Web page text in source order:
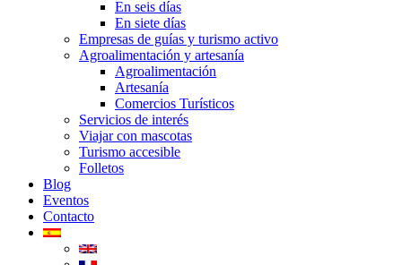
En seis días
En siete días
Empresas de guías y turismo activo
Agroalimentación y artesanía
Agroalimentación
Artesanía
Comercios Turísticos
Servicios de interés
Viajar con mascotas
Turismo accesible
Folletos
Blog
Eventos
Contacto